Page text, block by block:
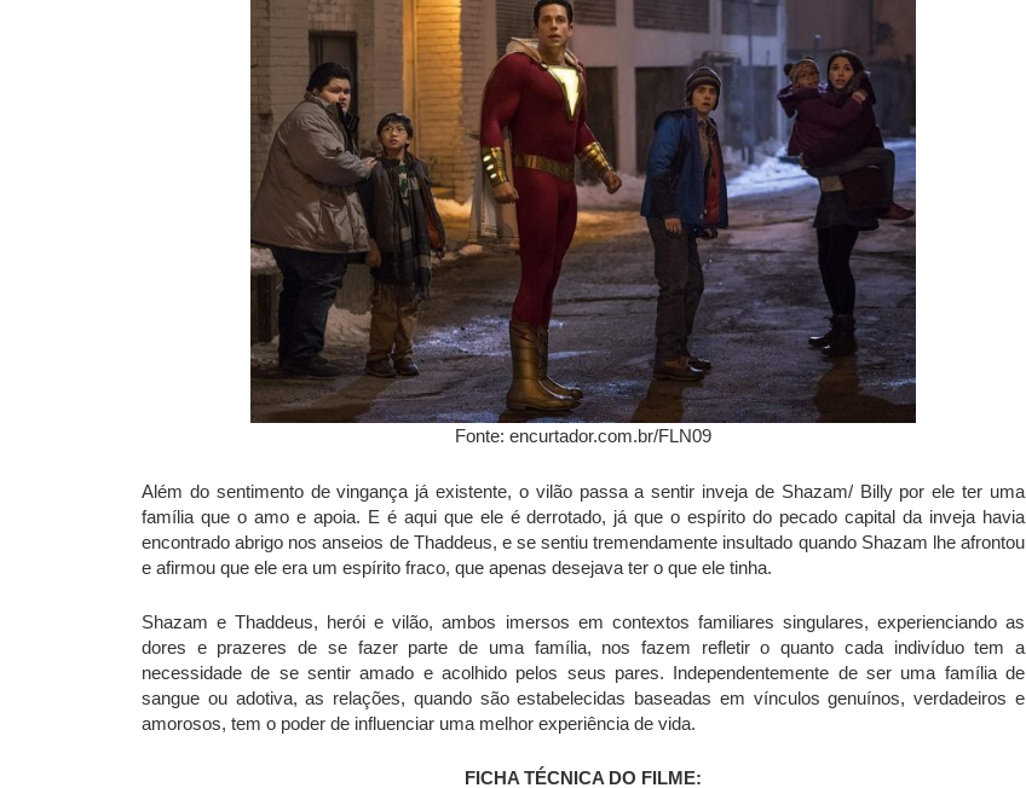
Fonte: encurtador.com.br/FLN09
Além do sentimento de vingança já existente, o vilão passa a sentir inveja de Shazam/ Billy por ele ter uma
família que o amo e apoia. E é aqui que ele é derrotado, já que o espírito do pecado capital da inveja havia
encontrado abrigo nos anseios de Thaddeus, e se sentiu tremendamente insultado quando Shazam lhe afrontou
e afirmou que ele era um espírito fraco, que apenas desejava ter o que ele tinha.
Shazam e Thaddeus, herói e vilão, ambos imersos em contextos familiares singulares, experienciando as
dores e prazeres de se fazer parte de uma família, nos fazem refletir o quanto cada indivíduo tem a
necessidade de se sentir amado e acolhido pelos seus pares. Independentemente de ser uma família de
sangue ou adotiva, as relações, quando são estabelecidas baseadas em vínculos genuínos, verdadeiros e
amorosos, tem o poder de influenciar uma melhor experiência de vida.
FICHA TÉCNICA DO FILME: